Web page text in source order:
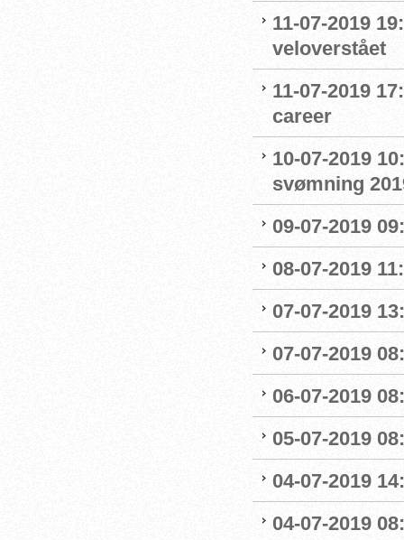
11-07-2019
veloverstået
11-07-2019
career
10-07-2019
svømning
09-07-2019
08-07-2019
07-07-2019
07-07-2019
06-07-2019
05-07-2019
04-07-2019
04-07-2019